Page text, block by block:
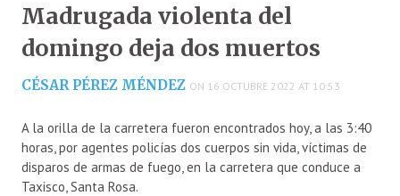
Madrugada violenta del
domingo deja dos muertos
CÉSAR PÉREZ MÉNDEZ ON 16 OCTUBRE 2022 AT 10:53
A la orilla de la carretera fueron encontrados hoy, a las 3:40
horas, por agentes policías dos cuerpos sin vida, víctimas de
disparos de armas de fuego, en la carretera que conduce a
Taxisco, Santa Rosa.